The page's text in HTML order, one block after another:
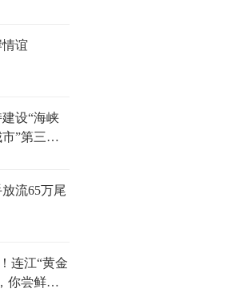
情谊
设“海峡
”第三批
流65万尾
连江“黄金
你尝鲜了